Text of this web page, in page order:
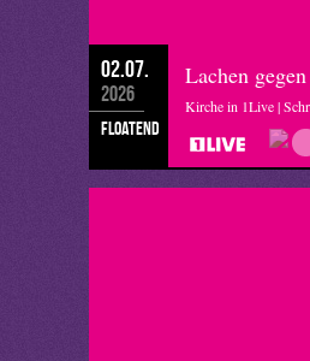
02.07.
2026
floatend
Lachen
Kirche in 1Live |